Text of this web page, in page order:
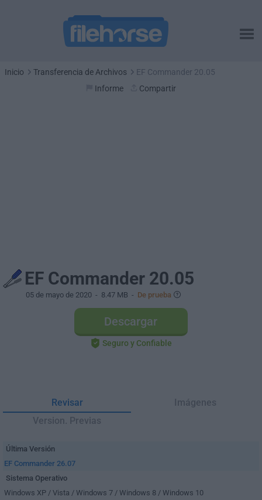
Inicio Transferencia de Archivos
EF Commander 20.05
Informe
Compartir
EF Commander 20.05
05 de mayo de 2020 - 8.47 MB - De prueba
Descargar
Seguro y Confiable
Revisar
Imágenes
Version. Previas
Última Versión
EF Commander 26.07
Sistema Operativo
Windows XP / Vista / Windows 7 / Windows 8 / Windows 10